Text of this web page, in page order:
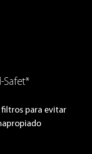
Safet*
filtros para evitar